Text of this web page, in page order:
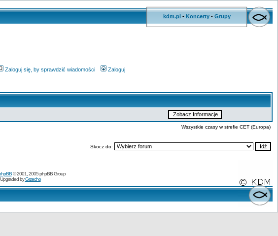
kdm.pl- Koncerty- Grupy
Zaloguj się, by sprawdzić wiadomości Zaloguj
Wszystkie czasy w strefie CET (Europa)
Skocz do:
© 2001, 2005 phpBB Group
Upgraded byGrzecho